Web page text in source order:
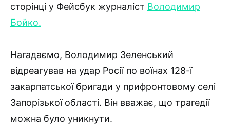
сторінці у Фейсбук журналіст Володимир
Бойко.
Нагадаємо, Володимир Зеленський
відреагував на удар Росії по воїнах 128-ї
закарпатської бригади у прифронтовому селі
Запорізької області. Він вважає, що трагедії
можна було уникнути.